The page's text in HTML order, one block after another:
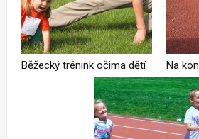
Běžecký trénink očima dětí